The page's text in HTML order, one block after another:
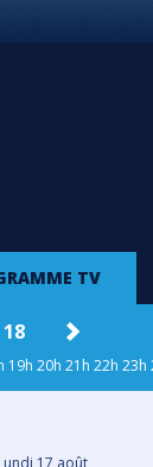
TV
19h 20h 21h 22h 23h
17 août